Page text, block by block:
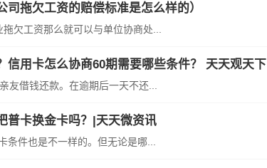
拖欠工资的赔偿标准是怎么样的）
欠工资那么就可以与单位协商处...
信用卡怎么协商60期需要哪些条件？ 天天观天下
友借钱还款。在逾期后一天不还...
普卡换金卡吗？|天天微资讯
条件也是不一样的。但无论是哪...